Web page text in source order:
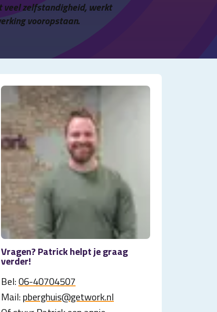
veel zelfstandigheid, werkt
vooropstaan.
Vragen? Patrick helpt je graag
verder!
Bel:06-40704507
Mail:pberghuis@getwork.nl